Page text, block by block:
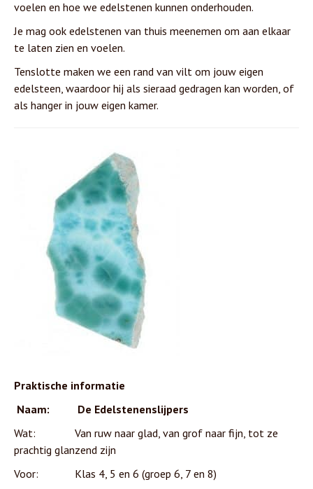
voelen en hoe we edelstenen kunnen onderhouden.
Je mag ook edelstenen van thuis meenemen om aan elkaar
te laten zien en voelen.
Tenslotte maken we een rand van vilt om jouw eigen
edelsteen, waardoor hij als sieraad gedragen kan worden, of
als hanger in jouw eigen kamer.
Praktische informatie
Naam: De Edelstenenslijpers
Wat: Van ruw naar glad, van grof naar fijn, tot ze
prachtig glanzend zijn
Voor: Klas 4, 5 en 6 (groep 6, 7 en 8)